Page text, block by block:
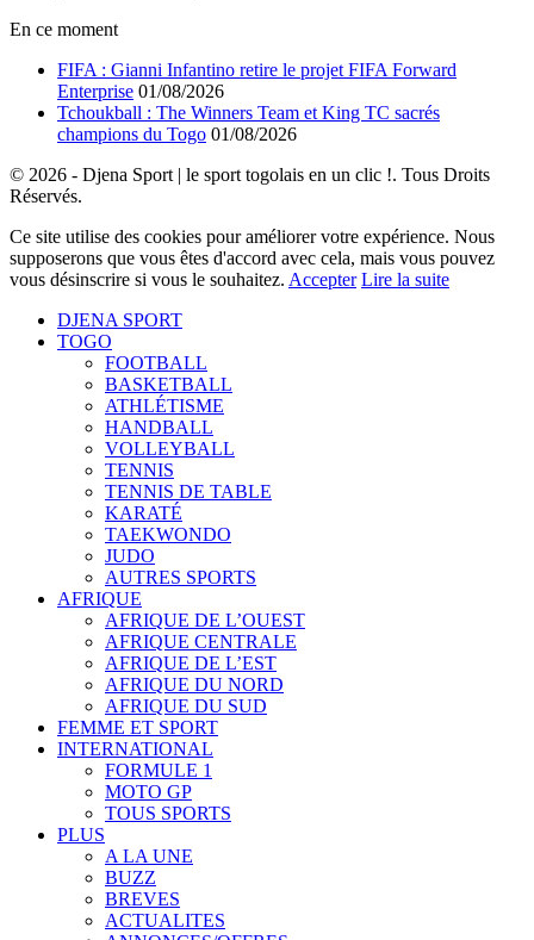
En ce moment
FIFA : Gianni Infantino retire le projet FIFA Forward
Enterprise 01/08/2026
Tchoukball : The Winners Team et King TC sacrés
champions du Togo 01/08/2026
© 2026 - Djena Sport | le sport togolais en un clic !. Tous Droits
Réservés.
Ce site utilise des cookies pour améliorer votre expérience. Nous
supposerons que vous êtes d'accord avec cela, mais vous pouvez
vous désinscrire si vous le souhaitez. Accepter Lire la suite
DJENA SPORT
TOGO
FOOTBALL
BASKETBALL
ATHLÉTISME
HANDBALL
VOLLEYBALL
TENNIS
TENNIS DE TABLE
KARATÉ
TAEKWONDO
JUDO
AUTRES SPORTS
AFRIQUE
AFRIQUE DE L’OUEST
AFRIQUE CENTRALE
AFRIQUE DE L’EST
AFRIQUE DU NORD
AFRIQUE DU SUD
FEMME ET SPORT
INTERNATIONAL
FORMULE 1
MOTO GP
TOUS SPORTS
PLUS
A LA UNE
BUZZ
BREVES
ACTUALITES